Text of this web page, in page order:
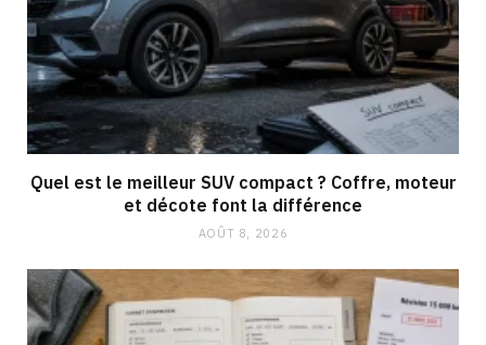
Quel est le meilleur SUV compact ? Coffre, moteur
et décote font la différence
AOÛT 8, 2026